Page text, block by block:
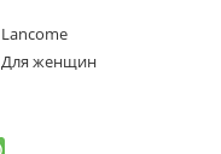
Lancome
Для женщин